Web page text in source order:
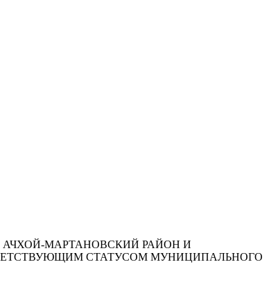
МАРТАНОВСКИЙ РАЙОН И
СТАТУСОМ МУНИЦИПАЛЬНОГО